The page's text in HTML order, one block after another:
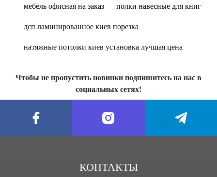
мебель офисная на заказ
полки навесные для книг
дсп ламинированное киев порезка
натяжные потолки киев установка лучшая цена
Чтобы не пропустить новинки подпишитесь на нас в
социальных сетях!
КОНТАКТЫ